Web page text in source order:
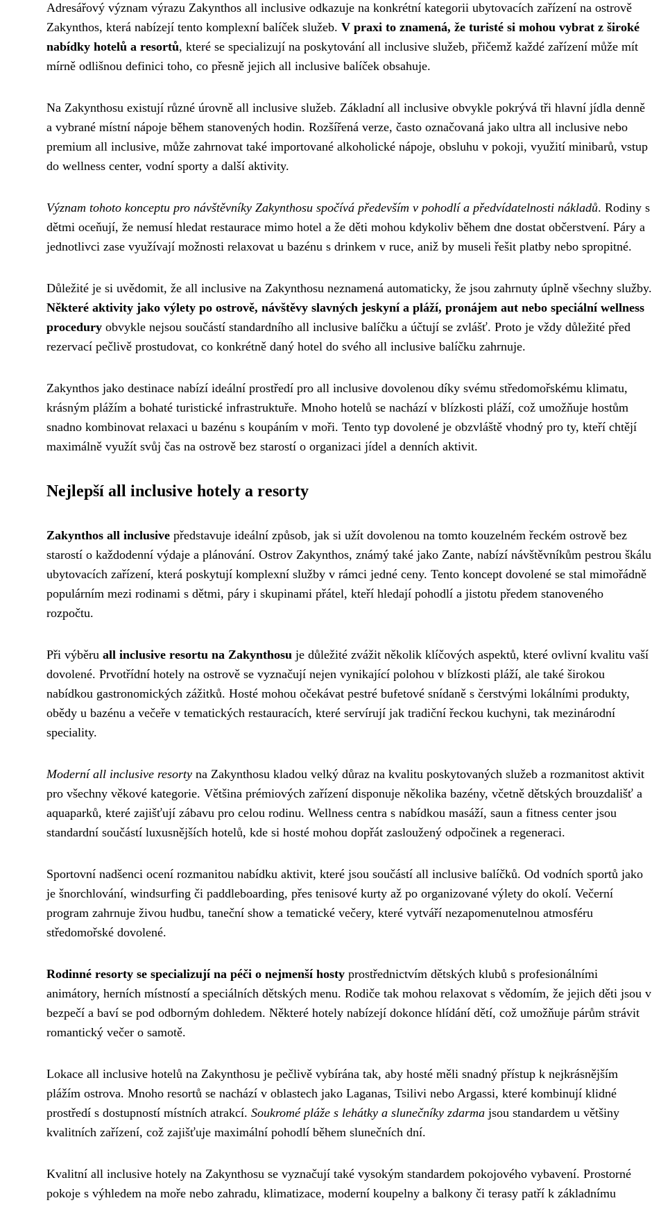
Adresářový význam výrazu Zakynthos all inclusive odkazuje na konkrétní kategorii ubytovacích zařízení na ostrově
Zakynthos, která nabízejí tento komplexní balíček služeb. V praxi to znamená, že turisté si mohou vybrat z široké
nabídky hotelů a resortů, které se specializují na poskytování all inclusive služeb, přičemž každé zařízení může mít
mírně odlišnou definici toho, co přesně jejich all inclusive balíček obsahuje.
Na Zakynthosu existují různé úrovně all inclusive služeb. Základní all inclusive obvykle pokrývá tři hlavní jídla denně
a vybrané místní nápoje během stanovených hodin. Rozšířená verze, často označovaná jako ultra all inclusive nebo
premium all inclusive, může zahrnovat také importované alkoholické nápoje, obsluhu v pokoji, využití minibarů, vstup
do wellness center, vodní sporty a další aktivity.
Význam tohoto konceptu pro návštěvníky Zakynthosu spočívá především v pohodlí a předvídatelnosti nákladů. Rodiny s
dětmi oceňují, že nemusí hledat restaurace mimo hotel a že děti mohou kdykoliv během dne dostat občerstvení. Páry a
jednotlivci zase využívají možnosti relaxovat u bazénu s drinkem v ruce, aniž by museli řešit platby nebo spropitné.
Důležité je si uvědomit, že all inclusive na Zakynthosu neznamená automaticky, že jsou zahrnuty úplně všechny služby.
Některé aktivity jako výlety po ostrově, návštěvy slavných jeskyní a pláží, pronájem aut nebo speciální wellness
procedury obvykle nejsou součástí standardního all inclusive balíčku a účtují se zvlášť. Proto je vždy důležité před
rezervací pečlivě prostudovat, co konkrétně daný hotel do svého all inclusive balíčku zahrnuje.
Zakynthos jako destinace nabízí ideální prostředí pro all inclusive dovolenou díky svému středomořskému klimatu,
krásným plážím a bohaté turistické infrastruktuře. Mnoho hotelů se nachází v blízkosti pláží, což umožňuje hostům
snadno kombinovat relaxaci u bazénu s koupáním v moři. Tento typ dovolené je obzvláště vhodný pro ty, kteří chtějí
maximálně využít svůj čas na ostrově bez starostí o organizaci jídel a denních aktivit.
Nejlepší all inclusive hotely a resorty
Zakynthos all inclusive představuje ideální způsob, jak si užít dovolenou na tomto kouzelném řeckém ostrově bez
starostí o každodenní výdaje a plánování. Ostrov Zakynthos, známý také jako Zante, nabízí návštěvníkům pestrou škálu
ubytovacích zařízení, která poskytují komplexní služby v rámci jedné ceny. Tento koncept dovolené se stal mimořádně
populárním mezi rodinami s dětmi, páry i skupinami přátel, kteří hledají pohodlí a jistotu předem stanoveného
rozpočtu.
Při výběru all inclusive resortu na Zakynthosu je důležité zvážit několik klíčových aspektů, které ovlivní kvalitu vaší
dovolené. Prvotřídní hotely na ostrově se vyznačují nejen vynikající polohou v blízkosti pláží, ale také širokou
nabídkou gastronomických zážitků. Hosté mohou očekávat pestré bufetové snídaně s čerstvými lokálními produkty,
obědy u bazénu a večeře v tematických restauracích, které servírují jak tradiční řeckou kuchyni, tak mezinárodní
speciality.
Moderní all inclusive resorty na Zakynthosu kladou velký důraz na kvalitu poskytovaných služeb a rozmanitost aktivit
pro všechny věkové kategorie. Většina prémiových zařízení disponuje několika bazény, včetně dětských brouzdališť a
aquaparků, které zajišťují zábavu pro celou rodinu. Wellness centra s nabídkou masáží, saun a fitness center jsou
standardní součástí luxusnějších hotelů, kde si hosté mohou dopřát zasloužený odpočinek a regeneraci.
Sportovní nadšenci ocení rozmanitou nabídku aktivit, které jsou součástí all inclusive balíčků. Od vodních sportů jako
je šnorchlování, windsurfing či paddleboarding, přes tenisové kurty až po organizované výlety do okolí. Večerní
program zahrnuje živou hudbu, taneční show a tematické večery, které vytváří nezapomenutelnou atmosféru
středomořské dovolené.
Rodinné resorty se specializují na péči o nejmenší hosty prostřednictvím dětských klubů s profesionálními
animátory, herních místností a speciálních dětských menu. Rodiče tak mohou relaxovat s vědomím, že jejich děti jsou v
bezpečí a baví se pod odborným dohledem. Některé hotely nabízejí dokonce hlídání dětí, což umožňuje párům strávit
romantický večer o samotě.
Lokace all inclusive hotelů na Zakynthosu je pečlivě vybírána tak, aby hosté měli snadný přístup k nejkrásnějším
plážím ostrova. Mnoho resortů se nachází v oblastech jako Laganas, Tsilivi nebo Argassi, které kombinují klidné
prostředí s dostupností místních atrakcí. Soukromé pláže s lehátky a slunečníky zdarma jsou standardem u většiny
kvalitních zařízení, což zajišťuje maximální pohodlí během slunečních dní.
Kvalitní all inclusive hotely na Zakynthosu se vyznačují také vysokým standardem pokojového vybavení. Prostorné
pokoje s výhledem na moře nebo zahradu, klimatizace, moderní koupelny a balkony či terasy patří k základnímu